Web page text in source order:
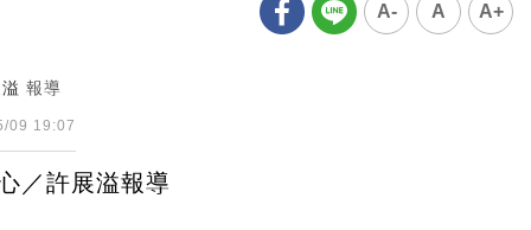
A- A A+
報導
09 19:07
／許展溢報導